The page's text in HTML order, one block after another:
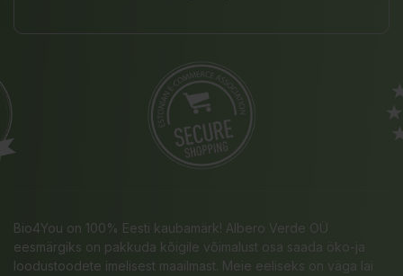
Bio4You on 100% Eesti kaubamärk! Albero Verde OÜ
eesmärgiks on pakkuda kõigile võimalust osa saada öko-ja
loodustoodete imelisest maailmast. Meie eeliseks on väga lai